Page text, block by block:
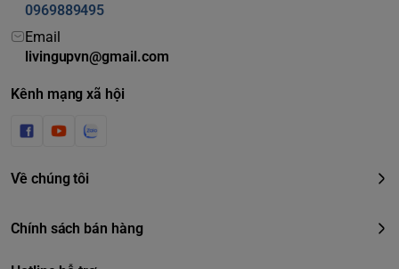
0969889495
Email
livingupvn@gmail.com
Kênh mạng xã hội
Về chúng tôi
Chính sách bán hàng